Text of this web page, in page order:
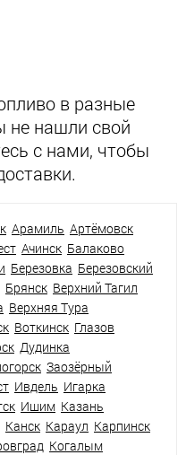
в разные
не нашли свой
с нами, чтобы
Арамиль Артёмовск
Ачинск Балаково
Березовка Березовский
Брянск Верхний Тагил
Верхняя Тура
Воткинск Глазов
Дудинка
Заозёрный
Ивдель Игарка
Ишим Казань
Канск Караул Карпинск
Когалым